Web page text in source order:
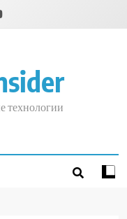
технологии